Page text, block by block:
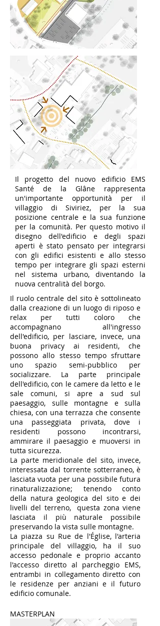
Il progetto del nuovo edificio EMS
Santé de la Glâne rappresenta
un'importante opportunità per il
villaggio di Siviriez, per la sua
posizione centrale e la sua funzione
per la comunità. Per questo motivo il
disegno dell'edificio e degli spazi
aperti è stato pensato per integrarsi
con gli edifici esistenti e allo stesso
tempo per integrare gli spazi esterni
nel sistema urbano, diventando la
nuova centralità del borgo.
Il ruolo centrale del sito è sottolineato
dalla creazione di un luogo di riposo e
relax per tutti coloro che
accompagnano all'ingresso
dell'edificio, per lasciare, invece, una
buona privacy ai residenti, che
possono allo stesso tempo sfruttare
uno spazio semi-pubblico per
socializzare. La parte principale
dell'edificio, con le camere da letto e le
sale comuni, si apre a sud sul
paesaggio, sulle montagne e sulla
chiesa, con una terrazza che consente
una passeggiata privata, dove i
residenti possono incontrarsi,
ammirare il paesaggio e muoversi in
tutta sicurezza.
La parte meridionale del sito, invece,
interessata dal torrente sotterraneo, è
lasciata vuota per una possibile futura
rinaturalizzazione; tenendo conto
della natura geologica del sito e dei
livelli del terreno, questa zona viene
lasciata il più naturale possibile
preservando la vista sulle montagne.
La piazza su Rue de l'Église, l'arteria
principale del villaggio, ha il suo
accesso pedonale e proprio accanto
l'accesso diretto al parcheggio EMS,
entrambi in collegamento diretto con
le residenze per anziani e il futuro
edificio comunale.
MASTERPLAN